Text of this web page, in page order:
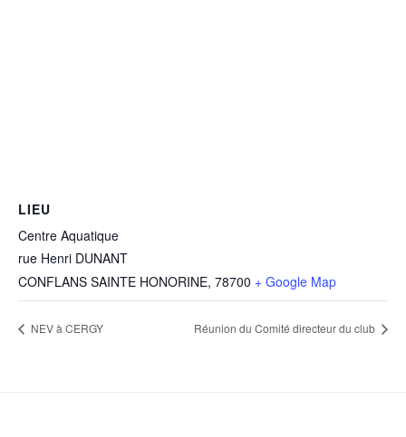
LIEU
Centre Aquatique
rue Henri DUNANT
CONFLANS SAINTE HONORINE, 78700 + Google Map
NEV à CERGY Réunion du Comité directeur du club